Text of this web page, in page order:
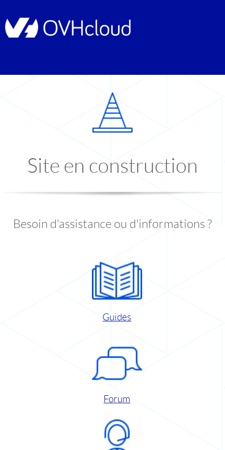
Site en construction
Besoin d'assistance ou d'informations ?
Guides
Forum